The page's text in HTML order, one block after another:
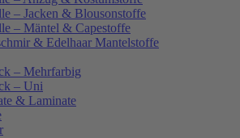
– Jacken & Blousonstoffe
– Mäntel & Capestoffe
& Edelhaar Mantelstoffe
– Mehrfarbig
– Uni
& Laminate